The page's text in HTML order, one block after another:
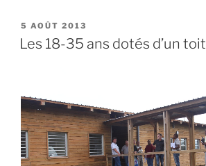
le
PUBLIÉ
LE
5 AOÛT 2013
Les 18-35 ans dotés d’un toit